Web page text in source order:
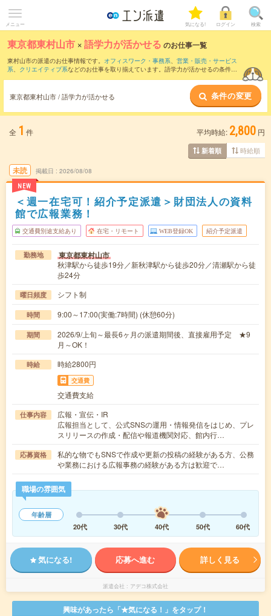
メニュー 気になる! ログイン 検索
東京都東村山市 ×語学力が活かせる のお仕事一覧
東村山市の派遣のお仕事情報です。 オフィスワーク・事務系、 営業・販売・サービス
系、 クリエイティブ系などのお仕事を取り揃えています。語学力が活かせるの条件の
東京都東村山市 / 語学力が活かせる 条件の変更
全 1 件 平均時給: 2,800 円
新着順 時給順
未読
NEW
掲載日 2026/08/08
＜週一在宅可！紹介予定派遣＞財団法人の資料
館で広報業務！
交通費別途支給あり 在宅・リモート WEB登録OK 紹介予定派遣
勤務地 東京都東村山市
秋津駅から徒歩19分／新秋津駅から徒歩20分／清瀬駅から徒
歩24分
曜日頻度 シフト制
時間 9:00～17:00(実働:7時間) (休憩60分)
期間
2026/9/上旬～最長6ヶ月の派遣期間後、直接雇用予定 ★9
月～OK！
時給 時給2800円
交通費
交通費支給
仕事内容
広報・宣伝・IR
広報担当として、公式SNSの運用・情報発信をはじめ、プレ
スリリースの作成・配信や報道機関対応、館内行…
応募資格
私的な物でもSNSで作成や更新の投稿の経験がある方、公務
や業務における広報事務の経験がある方は歓迎で…
職場の雰囲気
年齢層
20代
30代 40代 50代 60代
気になる! 応募へ進む 詳しく見る
派遣会社 アデコ株式会社
興味があったら「★気になる！」をタップ！